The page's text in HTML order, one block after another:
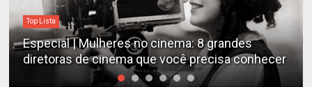
Top Lista
Especial | Mulheres no cinema: 8 grandes
diretoras de cinema que você precisa conhecer